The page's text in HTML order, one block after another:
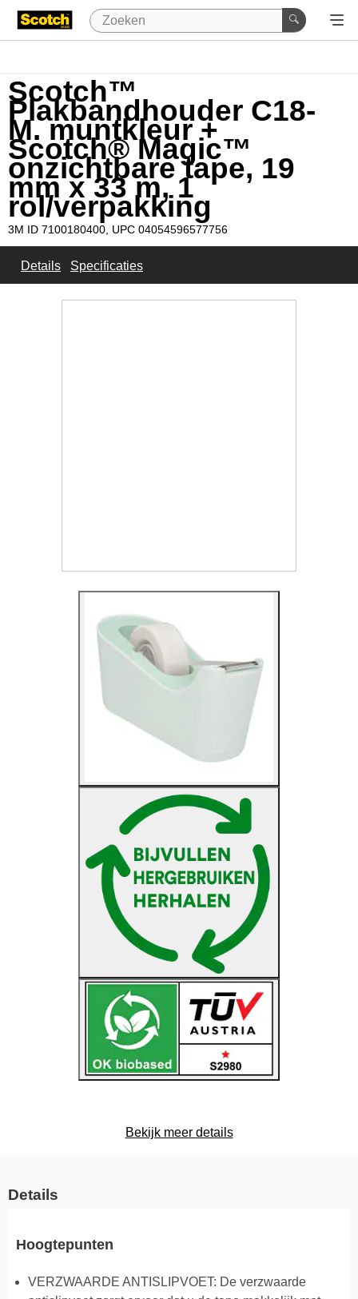
Scotch™
Plakbandhouder C18-
M. muntkleur +
Scotch® Magic™
onzichtbare tape, 19
mm x 33 m, 1
rol/verpakking
3M ID 7100180400 UPC 04054596577756
Details Specificaties
Bekijk meer details
Details
Hoogtepunten
VERZWAARDE ANTISLIPVOET: De verzwaarde